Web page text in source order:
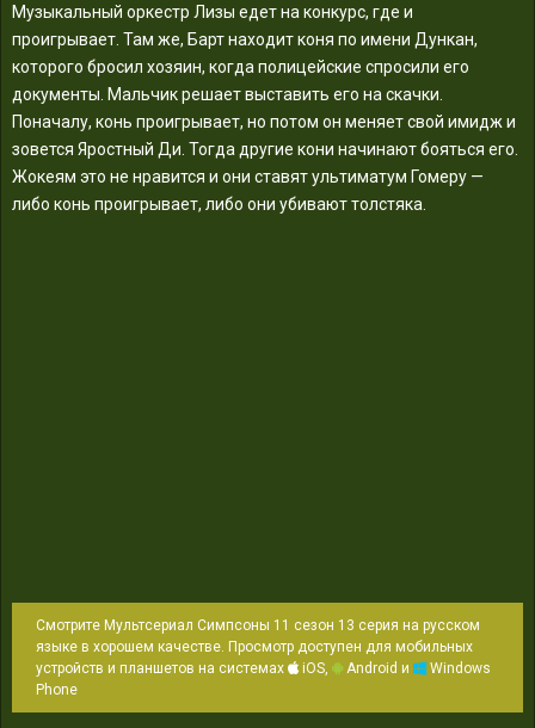
Музыкальный оркестр Лизы едет на конкурс, где и
проигрывает. Там же, Барт находит коня по имени Дункан,
которого бросил хозяин, когда полицейские спросили его
документы. Мальчик решает выставить его на скачки.
Поначалу, конь проигрывает, но потом он меняет свой имидж и
зовется Яростный Ди. Тогда другие кони начинают бояться его.
Жокеям это не нравится и они ставят ультиматум Гомеру —
либо конь проигрывает, либо они убивают толстяка.
Смотрите Мультсериал Симпсоны 11 сезон 13 серия на русском
языке в хорошем качестве. Просмотр доступен для мобильных
устройств и планшетов на системах
iOS, Android и
Windows
Phone